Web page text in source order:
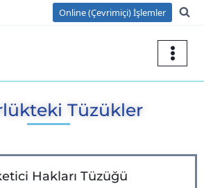
Online (Çevrimiçi) İşlemler
Tüzükler
Hakları Tüzüğü